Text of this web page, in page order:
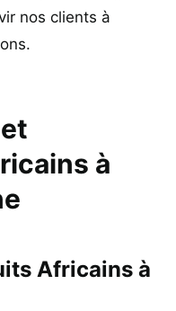
nos clients à
à
Africains à